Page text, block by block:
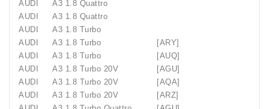
AUDI
A3 1.8 Quattro
AUDI
A3 1.8 Quattro
AUDI
A3 1.8 Turbo
AUDI
A3 1.8 Turbo
[ARY]
AUDI
A3 1.8 Turbo
[AUQ]
AUDI
A3 1.8 Turbo 20V
[AGU]
AUDI
A3 1.8 Turbo 20V
[AQA]
AUDI
A3 1.8 Turbo 20V
[ARZ]